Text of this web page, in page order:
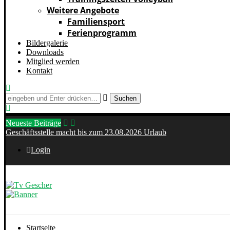
Weitere Angebote
Familiensport
Ferienprogramm
Bildergalerie
Downloads
Mitglied werden
Kontakt
Suchen
Neueste Beiträge
Geschäftsstelle macht bis zum 23.08.2026 Urlaub
Login
Startseite